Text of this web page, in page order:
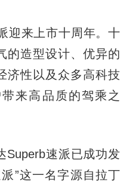
来上市十周年。十
的造型设计、优异的
济性以及众多高科技
来高品质的驾乘之
速派已成功发
”这一名字源自拉丁